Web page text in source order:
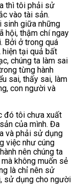
thì tôi phải sử
vào tài sản.
sinh giữa những
hội, thậm chí ngay
Bởi ở trong quá
hiện tại quả bất
chúng ta làm sai
từng hành
sai, thấy sai, làm
con người và
đó tôi chưa xuất
của mình. Đa
và phải sử dụng
việc như cúng
nên chúng ta
không muốn sẻ
là chỉ nên sử
sử dụng cho người